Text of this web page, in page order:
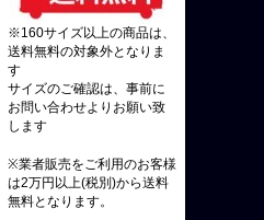
※160サイズ以上の商品は、
送料無料の対象外となりま
す
サイズのご確認は、事前に
お問い合わせよりお願い致
します
※業者販売をご利用のお客様
は2万円以上(税別)から送料
無料となります。